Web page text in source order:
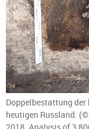
Doppelbestattung der
heutigen Russland.